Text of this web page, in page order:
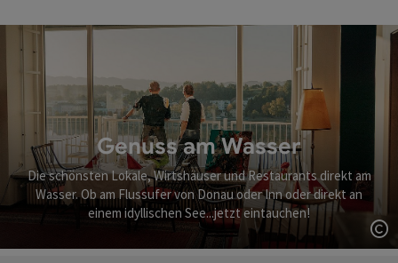
Genuss am Wasser
Die schönsten Lokale, Wirtshäuser und Restaurants direkt am
Wasser. Ob am Flussufer von Donau oder Inn oder direkt an
einem idyllischen See...jetzt eintauchen!